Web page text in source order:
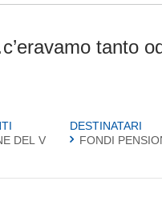
tanto
DEL V
DESTINATARI
FONDI